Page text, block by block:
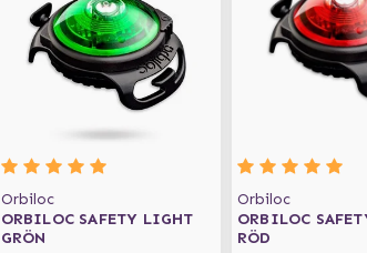
Orbiloc
ORBILOC SAFETY LIGHT
GRÖN
Orbiloc
ORBILOC
RÖD